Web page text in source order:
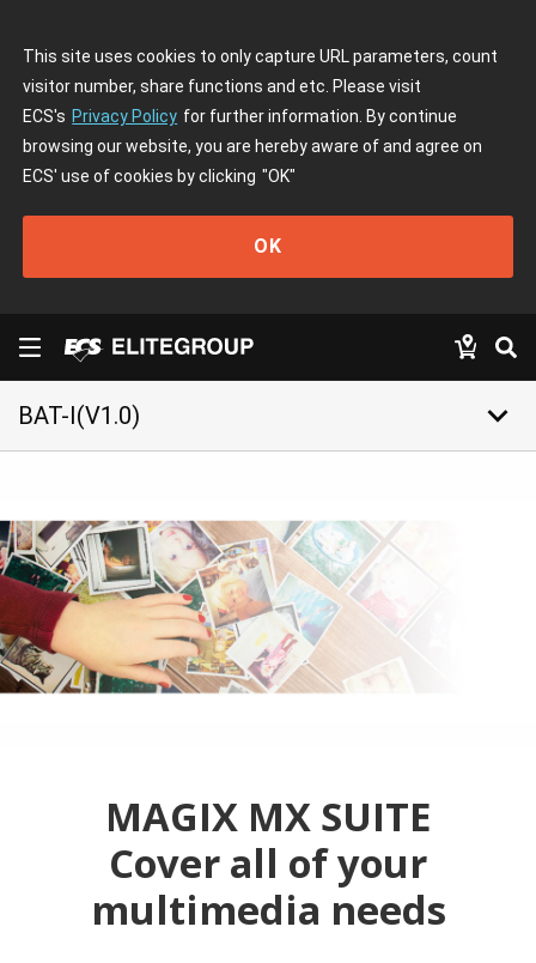
This site uses cookies to only capture URL parameters, count
visitor number, share functions and etc. Please visit
ECS's Privacy Policy for further information. By continue
browsing our website, you are hereby aware of and agree on
ECS' use of cookies by clicking "OK"
OK
BAT-I(V1.0) keyboard_arrow_down
MAGIX MX SUITE
Cover all of your
multimedia needs